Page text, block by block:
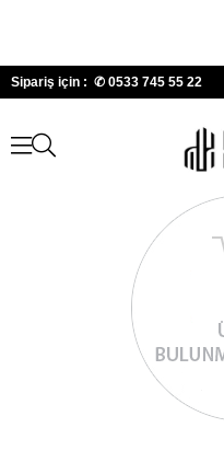
Sipariş için : ✆ 0533 745 55 22